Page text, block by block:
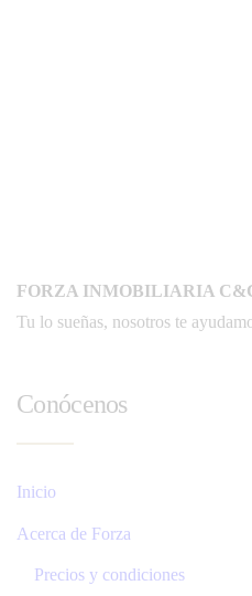
FORZA INMOBILIARIA
Tu lo sueñas, nosotros te
Conócenos
Inicio
Acerca de Forza
Precios y condiciones